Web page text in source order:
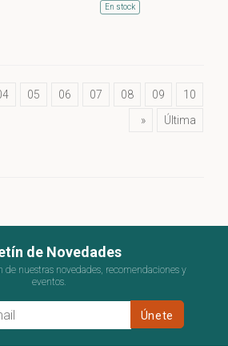
En stock
05 06 07 08 09
10
»
Última
de Novedades
de nuestras novedades, recomendaciones y
eventos.